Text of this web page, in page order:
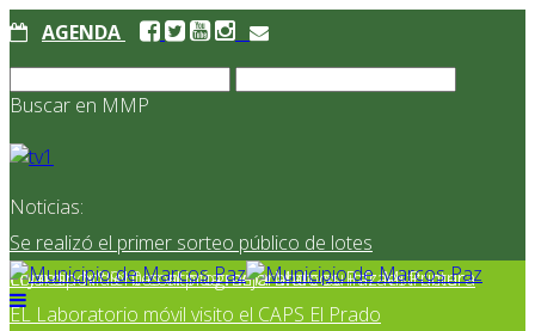
AGENDA
Buscar en MMP
Noticias:
Se realizó el primer sorteo público de lotes
correspondientes al programa Marcos Paz Mi Primer
El Jardín N° 910 continúa mejorando su infraestructura
EL Laboratorio móvil visito el CAPS El Prado